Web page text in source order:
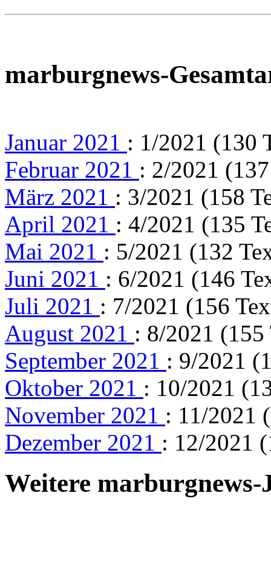
marburgnews-
Januar 2021 : 1/2021 (130
Februar 2021 : 2/2021
März 2021 : 3/2021 (158
April 2021 : 4/2021 (135
Mai 2021 : 5/2021 (132
Juni 2021 : 6/2021 (146
Juli 2021 : 7/2021 (156
August 2021 : 8/2021 (155
September 2021 : 9/2021
Oktober 2021 : 10/2021
November 2021 : 11/2021
Dezember 2021 : 12/2021
Weitere marburgnews-